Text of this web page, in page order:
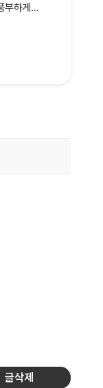
부하게…
글삭제